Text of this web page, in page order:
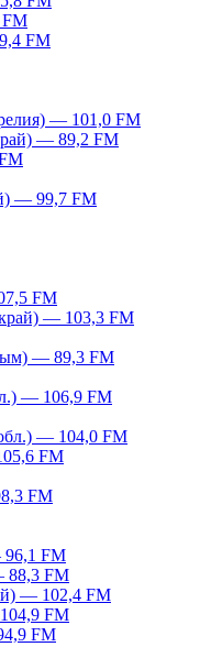
FM
— 101,0 FM
— 89,2 FM
— 99,7 FM
FM
— 103,3 FM
— 89,3 FM
— 106,9 FM
— 104,0 FM
FM
FM
FM
88,3 FM
— 102,4 FM
FM
FM